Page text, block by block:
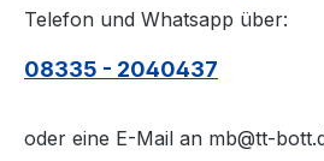
Telefon und Whatsapp über:
08335 - 2040437
oder eine E-Mail an mb@tt-